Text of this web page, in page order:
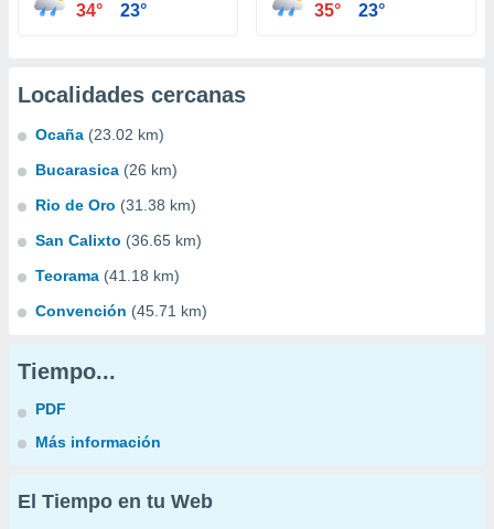
34° 23° 35° 23°
Localidades cercanas
Ocaña (23.02 km)
Bucarasica (26 km)
Rio de Oro (31.38 km)
San Calixto (36.65 km)
Teorama (41.18 km)
Convención (45.71 km)
Tiempo...
PDF
Más información
El Tiempo en tu Web